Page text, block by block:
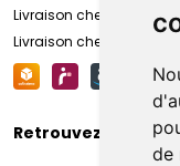
de
Livraison chez vous
Livraison chez votre
Retrouvez-nous